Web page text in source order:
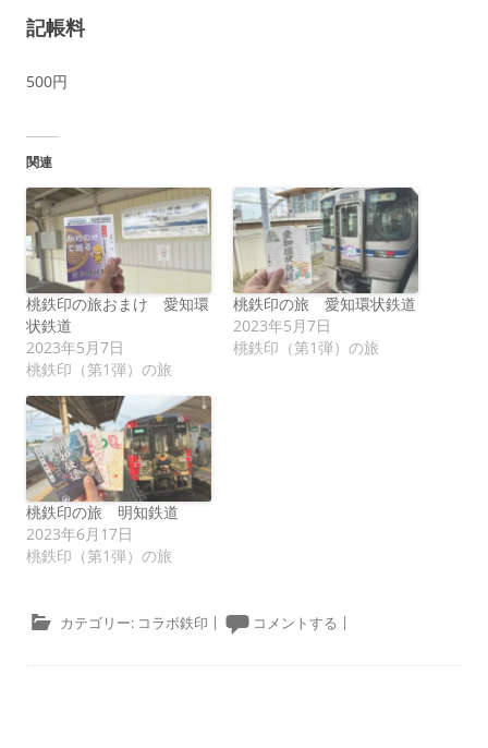
記帳料
500円
関連
桃鉄印の旅おまけ 愛知環
状鉄道
2023年5月7日
桃鉄印（第1弾）の旅
桃鉄印の旅 愛知環状鉄道
2023年5月7日
桃鉄印（第1弾）の旅
桃鉄印の旅 明知鉄道
2023年6月17日
桃鉄印（第1弾）の旅
カテゴリー: コラボ鉄印 | コメントする |